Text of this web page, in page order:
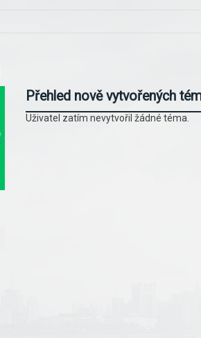
Přehled nově vytvořených
Uživatel zatím nevytvořil žádné téma.